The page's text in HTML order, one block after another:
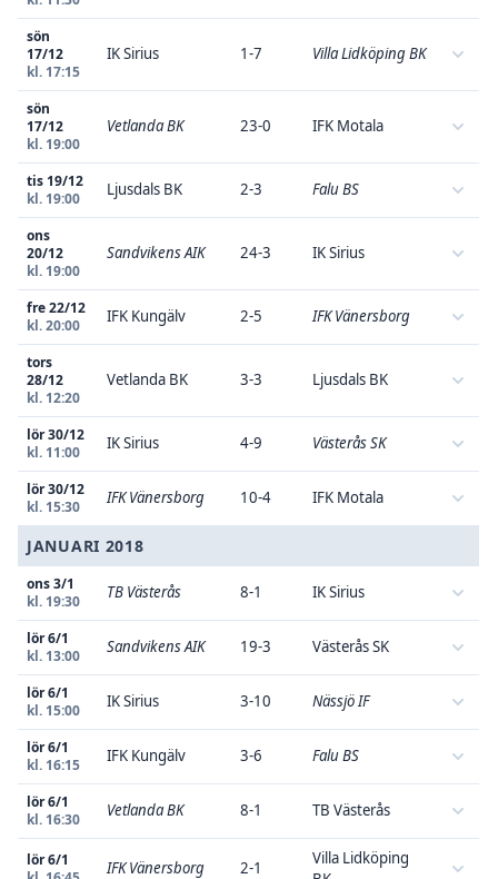
sön
17/12
kl. 17:15
IK Sirius 1-7 Villa Lidköping BK
sön
17/12
kl. 19:00
Vetlanda BK 23-0 IFK Motala
tis 19/12
kl. 19:00
Ljusdals BK 2-3 Falu BS
ons
20/12
kl. 19:00
Sandvikens AIK 24-3 IK Sirius
fre 22/12
kl. 20:00
IFK Kungälv 2-5 IFK Vänersborg
tors
28/12
kl. 12:20
Vetlanda BK 3-3 Ljusdals BK
lör 30/12
kl. 11:00
IK Sirius 4-9 Västerås SK
lör 30/12
kl. 15:30
IFK Vänersborg 10-4 IFK Motala
JANUARI 2018
ons 3/1
kl. 19:30
TB Västerås 8-1 IK Sirius
lör 6/1
kl. 13:00
Sandvikens AIK 19-3 Västerås SK
lör 6/1
kl. 15:00
IK Sirius 3-10 Nässjö IF
lör 6/1
kl. 16:15
IFK Kungälv 3-6 Falu BS
lör 6/1
kl. 16:30
Vetlanda BK 8-1 TB Västerås
lör 6/1
IFK Vänersborg 2-1
Villa Lidköping